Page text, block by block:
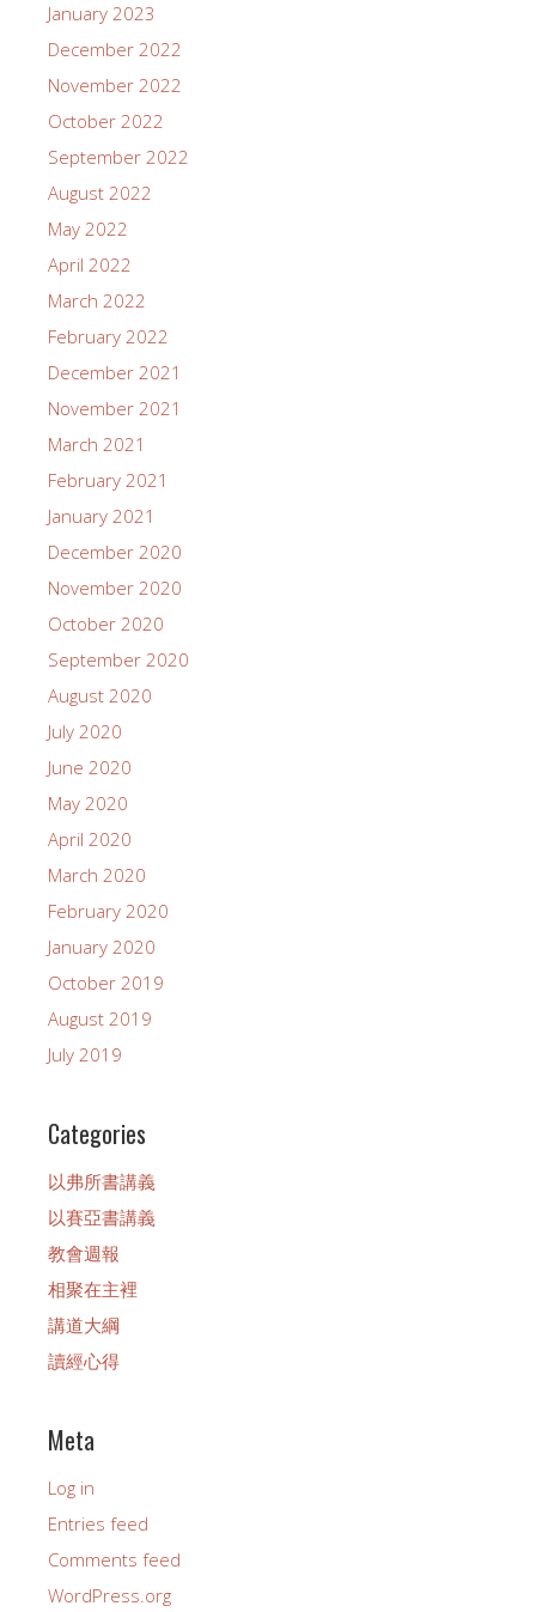
January 2023
December 2022
November 2022
October 2022
September 2022
August 2022
May 2022
April 2022
March 2022
February 2022
December 2021
November 2021
March 2021
February 2021
January 2021
December 2020
November 2020
October 2020
September 2020
August 2020
July 2020
June 2020
May 2020
April 2020
March 2020
February 2020
January 2020
October 2019
August 2019
July 2019
Categories
以弗所書講義
以賽亞書講義
教會週報
相聚在主裡
講道大綱
讀經心得
Meta
Log in
Entries feed
Comments feed
WordPress.org